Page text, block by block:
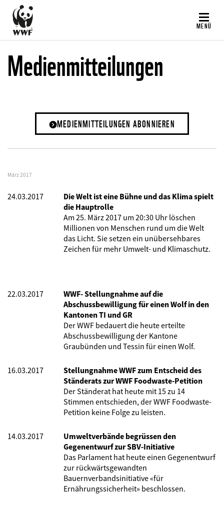
Direkt
zum
Inhalt
MENÜ
Medienmitteilungen
MEDIENMITTEILUNGEN ABONNIEREN
März 2017
24.03.2017
Die Welt ist eine Bühne und das Klima spielt
die Hauptrolle
Am 25. März 2017 um 20:30 Uhr löschen
Millionen von Menschen rund um die Welt
das Licht. Sie setzen ein unübersehbares
Zeichen für mehr Umwelt- und Klimaschutz.
22.03.2017
WWF- Stellungnahme auf die
Abschussbewilligung für einen Wolf in den
Kantonen TI und GR
Der WWF bedauert die heute erteilte
Abschussbewilligung der Kantone
Graubünden und Tessin für einen Wolf.
16.03.2017
Stellungnahme WWF zum Entscheid des
Ständerats zur WWF Foodwaste-Petition
Der Ständerat hat heute mit 15 zu 14
Stimmen entschieden, der WWF Foodwaste-
Petition keine Folge zu leisten.
14.03.2017
Umweltverbände begrüssen den
Gegenentwurf zur SBV-Initiative
Das Parlament hat heute einen Gegenentwurf
zur rückwärtsgewandten
Bauernverbandsinitiative «für
Ernährungssicherheit» beschlossen.